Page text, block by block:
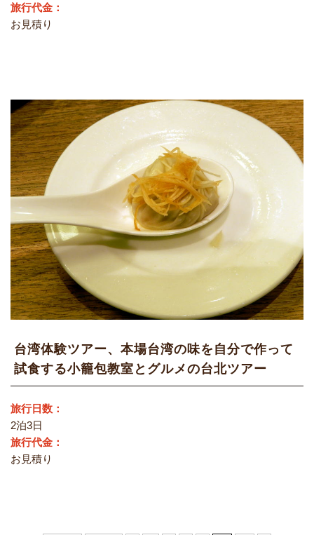
旅行代金：
お見積り
台湾体験ツアー、本場台湾の味を自分で作って
試食する小籠包教室とグルメの台北ツアー
旅行日数：
2泊3日
旅行代金：
お見積り